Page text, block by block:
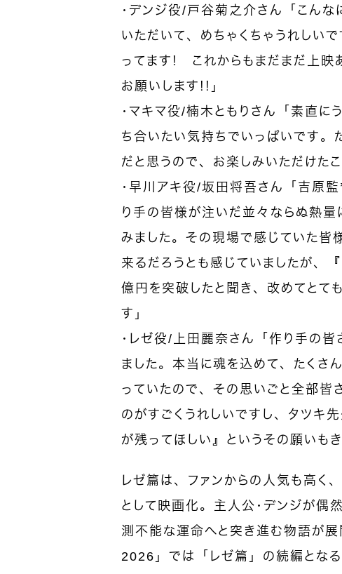
・デンジ役/戸谷菊之介さん「こん
いただいて、めちゃくちゃうれしい
ってます！ これからもまだまだ上映
お願いします！！」
・マキマ役/楠木ともりさん「素直に
ち合いたい気持ちでいっぱいです。
だと思うので、お楽しみいただけたこ
・早川アキ役/坂田将吾さん「吉原
り手の皆様が注いだ並々ならぬ熱量
みました。その現場で感じていた皆
来るだろうとも感じていましたが、
億円を突破したと聞き、改めてとて
す」
・レゼ役/上田麗奈さん「作り手の皆
ました。本当に魂を込めて、たくさ
っていたので、その思いごと全部皆
のがすごくうれしいですし、タツキ
が残ってほしい』というその願いも
レゼ篇は、ファンからの人気も高く
として映画化。主人公・デンジが偶
測不能な運命へと突き進む物語が展
2026」では「レゼ篇」の続編とな